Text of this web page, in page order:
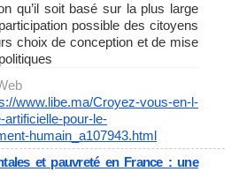
qu’il soit basé sur la plus large
possible des citoyens
choix de conception et de mise
www.libe.ma/Croyez-vous-en-l-
artificielle-pour-le-
humain_a107943.html
et pauvreté en France : une